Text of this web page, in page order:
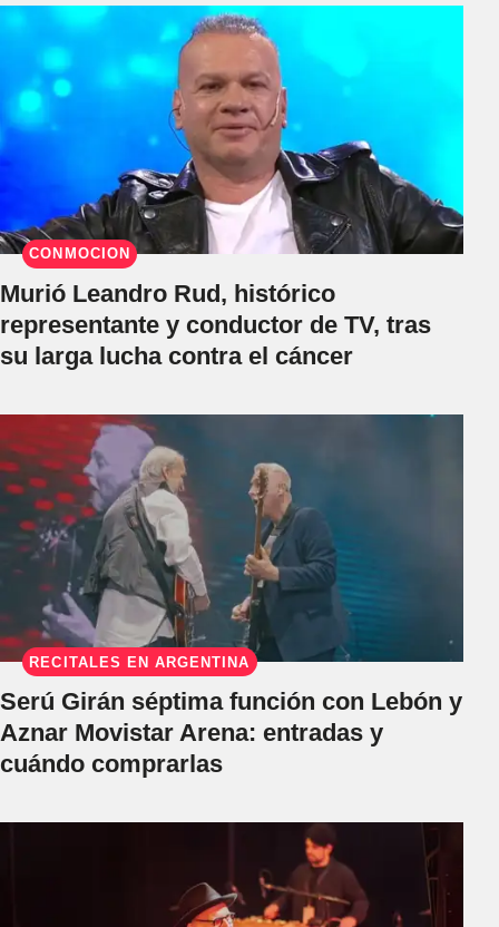
CONMOCIÓN
Murió Leandro Rud, histórico
representante y conductor de TV, tras
su larga lucha contra el cáncer
RECITALES EN ARGENTINA
Serú Girán séptima función con Lebón y
Aznar Movistar Arena: entradas y
cuándo comprarlas